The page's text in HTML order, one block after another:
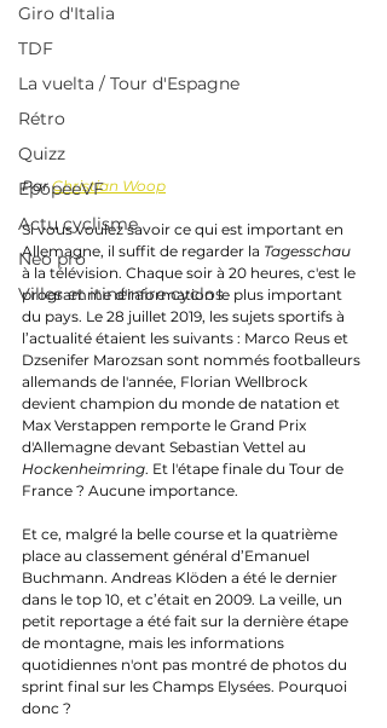
Giro d'Italia
TDF
La vuelta / Tour d'Espagne
Rétro
Quizz
EpopeeVF
Actu cyclisme
Neo pro
Villes et itinéraire cyclos
Par Christian Woop
Si vous voulez savoir ce qui est important en
Allemagne, il suffit de regarder la Tagesschau
à la télévision. Chaque soir à 20 heures, c'est le
programme d'information le plus important
du pays. Le 28 juillet 2019, les sujets sportifs à
l’actualité étaient les suivants : Marco Reus et
Dzsenifer Marozsan sont nommés footballeurs
allemands de l'année, Florian Wellbrock
devient champion du monde de natation et
Max Verstappen remporte le Grand Prix
d'Allemagne devant Sebastian Vettel au
Hockenheimring. Et l'étape finale du Tour de
France ? Aucune importance.
Et ce, malgré la belle course et la quatrième
place au classement général d’Emanuel
Buchmann. Andreas Klöden a été le dernier
dans le top 10, et c’était en 2009. La veille, un
petit reportage a été fait sur la dernière étape
de montagne, mais les informations
quotidiennes n'ont pas montré de photos du
sprint final sur les Champs Elysées. Pourquoi
donc ?